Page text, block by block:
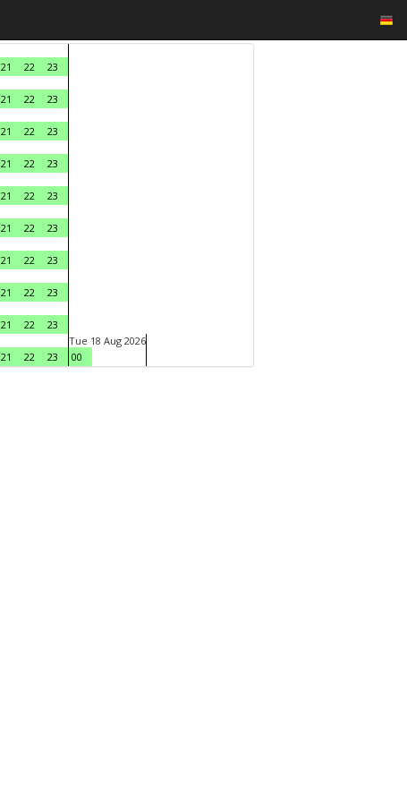
21 22
23
21 22
23
21 22
23
21 22
23
21 22
23
21 22
23
21 22
23
21 22
23
21 22
23
21 22 23
Tue 18 Aug 2026
00